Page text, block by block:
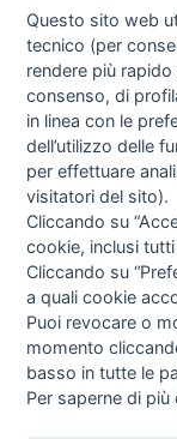
I libri
Direttrice Responsabile:
Questo sito web
tecnico (per
rendere più
consenso, di
in linea con le
dell’utilizzo delle
per effettuare
visitatori del sito).
Cliccando su
cookie, inclusi
Cliccando su
a quali cookie
Puoi revocare o
momento
basso in tutte le
Per saperne di